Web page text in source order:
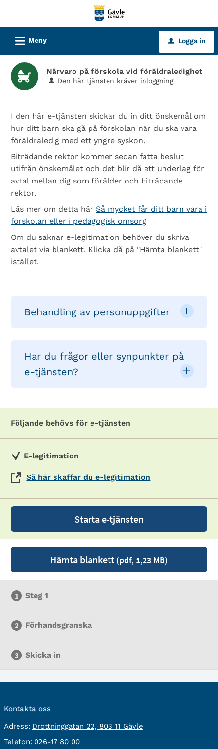
tjänster
Gävle
kommun
L Meny u Logga in
Närvaro på förskola vid föräldraledighet
Den här tjänsten kräver inloggning
I den här e-tjänsten skickar du in ditt önskemål om
hur ditt barn ska gå på förskolan när du ska vara
föräldraledig med ett yngre syskon.
Biträdande rektor kommer sedan fatta beslut
utifrån önskemålet och det blir då ett underlag för
avtal mellan dig som förälder och biträdande
rektor.
Läs mer om detta här Så mycket får ditt barn vara i
förskolan eller i pedagogisk omsorg
Om du saknar e-legitimation behöver du skriva
avtalet via blankett. Klicka då på "Hämta blankett"
istället.
Behandling av personuppgifter
Har du frågor eller synpunkter på
e-tjänsten?
Följande behövs för e-tjänsten
E-legitimation
Så här skaffar du e-legitimation
Starta e-tjänsten
Hämta blankett (pdf, 1,23 MB)
Steg 1
Förhandsgranska
Skicka in
Kontakta oss
Adress: besöksadress:
Drottninggatan 22, 803 11 Gävle
Telefon: Telefon:
026-17 80 00